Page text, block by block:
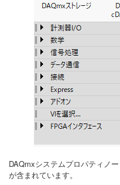
DAQmxシステムプロパティノ
が含まれています。